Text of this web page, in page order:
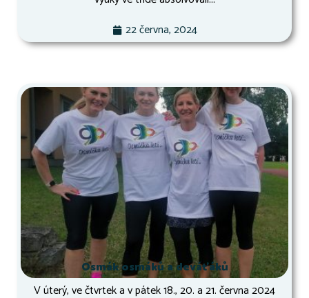
22 června, 2024
Osmák osmáků a deváťáků
V úterý, ve čtvrtek a v pátek 18., 20. a 21. června 2024